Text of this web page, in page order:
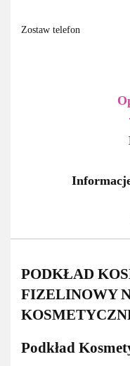
Zostaw telefon
PODKŁAD
FIZELINOWY
Podkład